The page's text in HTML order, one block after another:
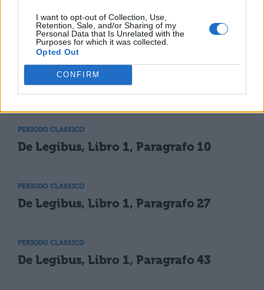
I want to opt-out of Collection, Use,
Retention, Sale, and/or Sharing of my
Personal Data that Is Unrelated with the
Purposes for which it was collected.
Opted Out
CONFIRM
TI POTREBBE INTERESSARE
PERIODO CLASSICO
De Legibus, Libro 1, Paragrafo 10
PERIODO CLASSICO
De Legibus, Libro 1, Paragrafo 27
PERIODO CLASSICO
De Legibus, Libro 1, Paragrafo 43